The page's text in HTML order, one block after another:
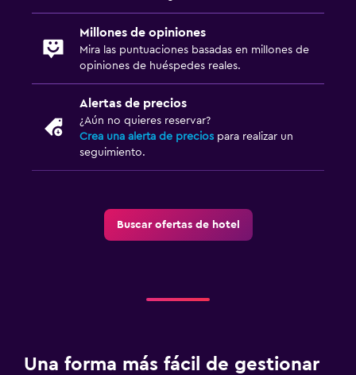
Millones de opiniones
Mira las puntuaciones basadas en millones de
opiniones de huéspedes reales.
Alertas de precios
¿Aún no quieres reservar?
Crea una alerta de precios para realizar un
seguimiento.
Buscar ofertas de hotel
Una forma más fácil de gestionar